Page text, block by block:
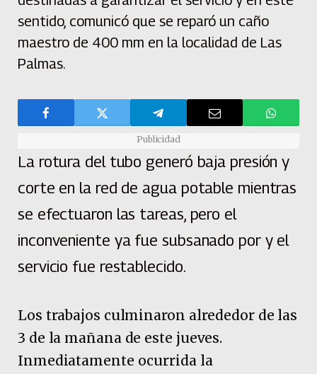
sentido, comunicó que se reparó un caño
maestro de 400 mm en la localidad de Las
Palmas.
Publicidad
La rotura del tubo generó baja presión y
corte en la red de agua potable mientras
se efectuaron las tareas, pero el
inconveniente ya fue subsanado por y el
servicio fue restablecido.
Los trabajos culminaron alrededor de las
3 de la mañana de este jueves.
Inmediatamente ocurrida la